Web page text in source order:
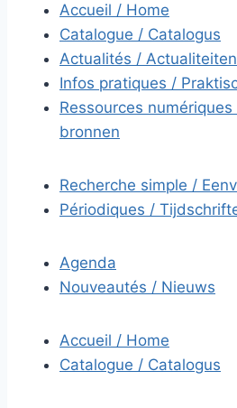
Accueil / Home
Catalogue / Catalogus
Actualités / Actualiteiten
Infos pratiques /
Ressources
bronnen
Recherche simple /
Périodiques /
Agenda
Nouveautés / Nieuws
Accueil / Home
Catalogue / Catalogus